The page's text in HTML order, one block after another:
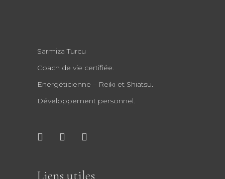
Sarmiza Turcu
Coach de vie certifiée.
Energéticienne – Reiki et Shiatsu.
Développement personnel.
Liens utiles